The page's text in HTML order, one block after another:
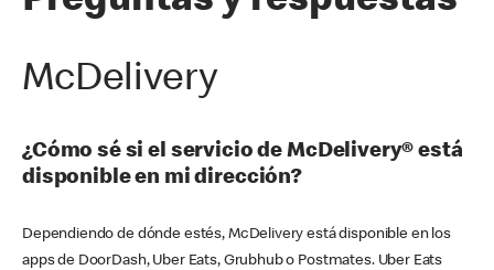
McDelivery
¿Cómo sé si el servicio de McDelivery® está
disponible en mi dirección?
Dependiendo de dónde estés, McDelivery está disponible en los
apps de DoorDash, Uber Eats, Grubhub o Postmates. Uber Eats